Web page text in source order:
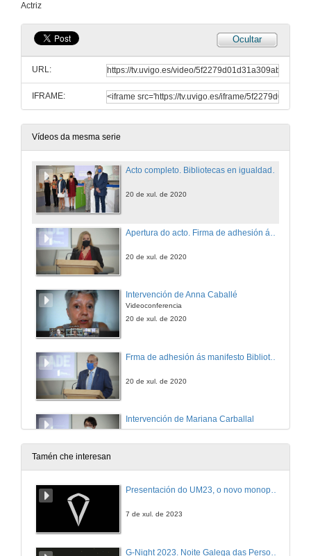
Actriz
Ocultar
URL:
IFRAME:
Vídeos da mesma serie
Acto completo. Bibliotecas en igualdade. Clásicas e Modernas
20 de xul. de 2020
20 de xul. de 2020
Intervención de Anna Caballé
Videoconferencia
20 de xul. de 2020
20 de xul. de 2020
Intervención de Mariana Carballal
20 de xul. de 2020
Tamén che interesan
Presentación do UM23, o novo monopraza de UVigo Motorsport
7 de xul. de 2023